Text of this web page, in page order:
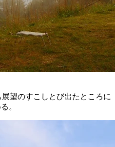
望のすこしとび出たところに
。